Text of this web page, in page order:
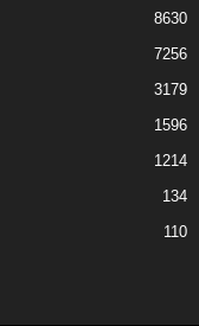
8630
7256
3179
1596
1214
134
110